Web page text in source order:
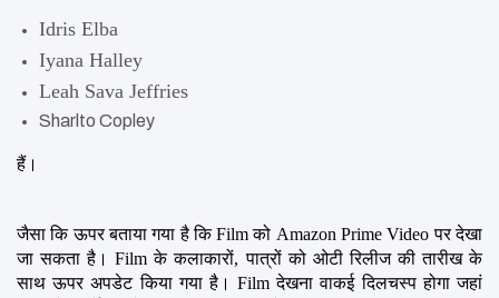
Idris Elba
Iyana Halley
Leah Sava Jeffries
Sharlto Copley
हैं।
जैसा कि ऊपर बताया गया है कि Film को Amazon Prime Video पर देखा
जा सकता है। Film के कलाकारों, पात्रों को ओटी रिलीज की तारीख के
साथ ऊपर अपडेट किया गया है। Film देखना वाकई दिलचस्प होगा जहां